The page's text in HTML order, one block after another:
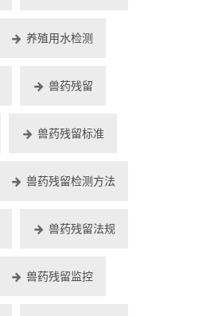
养殖用水检测
兽药残留
兽药残留标准
兽药残留检测方法
兽药残留法规
兽药残留监控